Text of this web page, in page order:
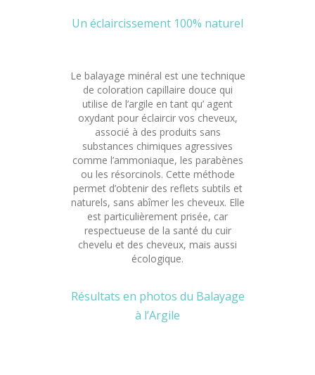
Un éclaircissement 100% naturel
Le balayage minéral est une technique
de coloration capillaire douce qui
utilise de l’argile en tant qu’ agent
oxydant pour éclaircir vos cheveux,
associé à des produits sans
substances chimiques agressives
comme l’ammoniaque, les parabènes
ou les résorcinols. Cette méthode
permet d’obtenir des reflets subtils et
naturels, sans abîmer les cheveux. Elle
est particulièrement prisée, car
respectueuse de la santé du cuir
chevelu et des cheveux, mais aussi
écologique.
Résultats en photos du Balayage
à l’Argile